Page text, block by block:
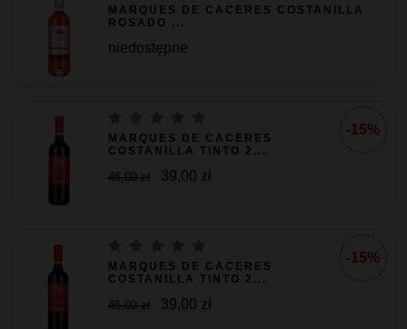
MARQUES DE CACERES COSTANILLA
ROSADO ...
niedostępne
-15%
MARQUES DE CACERES
COSTANILLA TINTO 2...
46,00 zł 39,00 zł
-15%
MARQUES DE CACERES
COSTANILLA TINTO 2...
46,00 zł 39,00 zł